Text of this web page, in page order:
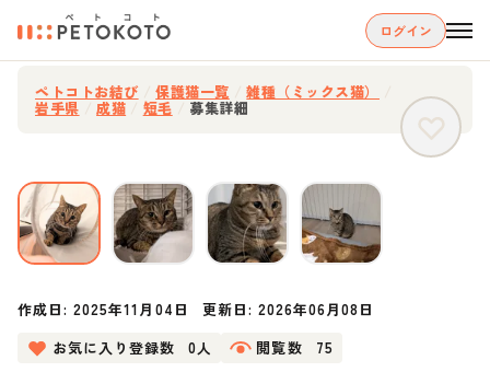
ログイン
ペトコトお結び 保護猫一覧 雑種（ミックス猫）
岩手県 成猫 短毛 募集詳細
作成日:2025年11月04日 更新日: 2026年06月08日
お気に入り登録数
0人 閲覧数 75